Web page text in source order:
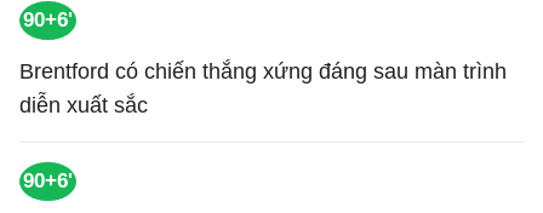
90+6'
Brentford có chiến thắng xứng đáng sau màn trình
diễn xuất sắc
90+6'